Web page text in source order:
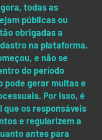
todas as
públicas ou
obrigadas a
na plataforma.
e não se
do período
pode gerar multas e
Por isso, é
os responsáveis
e regularizem a
antes para